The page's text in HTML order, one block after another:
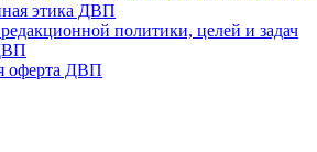
этика ДВП
политики, целей и задач
оферта ДВП